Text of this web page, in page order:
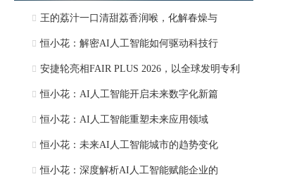
化解春燥与
王的荔汁一口清甜荔香润喉，化解春燥与
恒小花：解密AI人工智能如何驱动科技行
安捷轮亮相FAIR PLUS 2026，以全球发明专利
恒小花：AI人工智能开启未来数字化新篇
恒小花：AI人工智能重塑未来应用领域
恒小花：未来AI人工智能城市的趋势变化
恒小花：深度解析AI人工智能赋能企业的